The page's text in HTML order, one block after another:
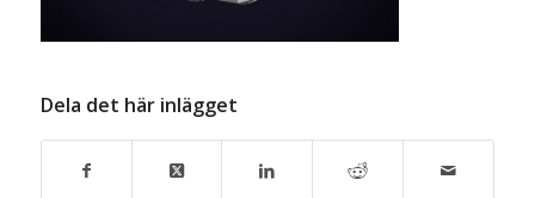
Dela det här inlägget